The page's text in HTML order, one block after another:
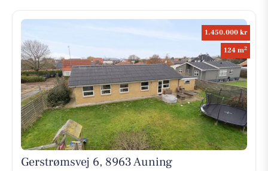
1.450.000 kr
124 m2
Gerstrømsvej 6, 8963 Auning